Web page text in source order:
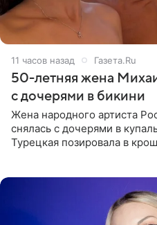
11 часов назад Газета.Ru
50-летняя жена
с дочерями в бикини
Жена народного артиста
снялась с дочерями в
Турецкая позировала в